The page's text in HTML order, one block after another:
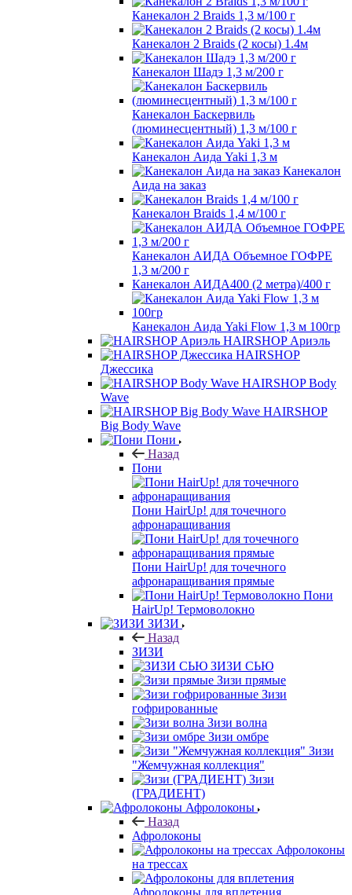
Канекалон 2 Braids 1,3 м/100 г
Канекалон 2 Braids (2 косы) 1.4м
Канекалон Шадэ 1,3 м/200 г
Канекалон Баскервиль
(люминесцентный) 1,3 м/100 г
Канекалон Аида Yaki 1,3 м
Канекалон
Аида на заказ
Канекалон Braids 1,4 м/100 г
Канекалон АИДА Объемное ГОФРЕ
1,3 м/200 г
Канекалон АИДА400 (2 метра)/400 г
Канекалон Аида Yaki Flow 1,3 м 100гр
HAIRSHOP Ариэль
HAIRSHOP
Джессика
HAIRSHOP Body
Wave
HAIRSHOP
Big Body Wave
Пони
Назад
Пони
Пони HairUp! для точечного
афронаращивания
Пони HairUp! для точечного
афронаращивания прямые
Пони
HairUp! Термоволокно
ЗИЗИ
Назад
ЗИЗИ
ЗИЗИ СЬЮ
Зизи прямые
Зизи
гофрированные
Зизи волна
Зизи омбре
Зизи
"Жемчужная коллекция"
Зизи
(ГРАДИЕНТ)
Афролоконы
Назад
Афролоконы
Афролоконы
на трессах
Афролоконы для вплетения